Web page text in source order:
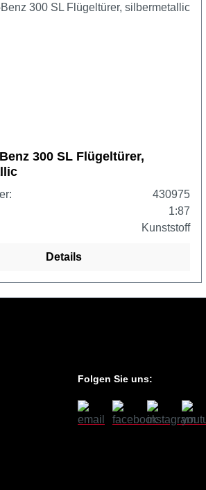
300 SL Flügeltürer,
430975
1:87
Kunststoff
Details
Folgen Sie uns: